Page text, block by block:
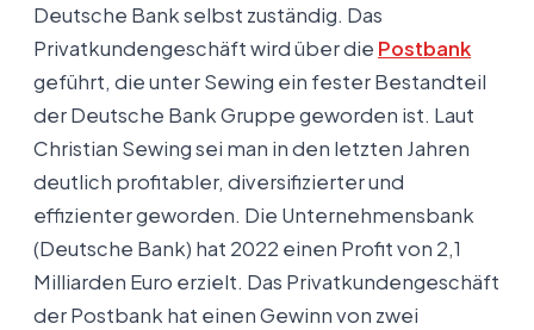
Deutsche Bank selbst zuständig. Das
Privatkundengeschäft wird über die Postbank
geführt, die unter Sewing ein fester Bestandteil
der Deutsche Bank Gruppe geworden ist. Laut
Christian Sewing sei man in den letzten Jahren
deutlich profitabler, diversifizierter und
effizienter geworden. Die Unternehmensbank
(Deutsche Bank) hat 2022 einen Profit von 2,1
Milliarden Euro erzielt. Das Privatkundengeschäft
der Postbank hat einen Gewinn von zwei